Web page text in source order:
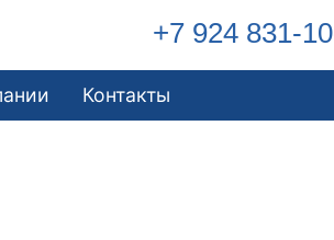
+7 924 831-
Контакты